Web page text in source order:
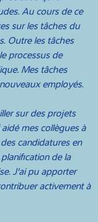
Au cours de ce
sur les tâches du
Outre les tâches
processus de
Mes tâches
employés.
sur des projets
mes collègues à
candidatures en
de la
J'ai pu apporter
activement à